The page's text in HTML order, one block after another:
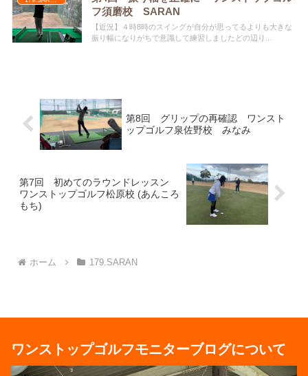
フ須磨校 SARAN
【近況】４時8時のスイングが自分が思ってるよりも大きな
振り幅になりがちで意識して練習しましたどの辺り...
第8回 グリップの再確認 ワンスト
ップゴルフ泉佐野校 みなみ
第7回 初めてのラウンドレッスン
ワンストップゴルフ松原校 (あんころ
もち)
ホーム 179.SARAN
ワンストップゴルフモニターブログについて